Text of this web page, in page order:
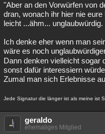
"Aber an den Vorwürfen von
dran, wonach ihr hier nie
leicht ...ähm... unglaubwürdig.
Ich denke eher wenn man
wäre es noch
Dann denken vielleicht sogar
sonst dafür interessiern
Zumal man sich Erlebnisse
Jede Signatur die länger ist als meine ist
geraldo
ehemaliges Mitglied